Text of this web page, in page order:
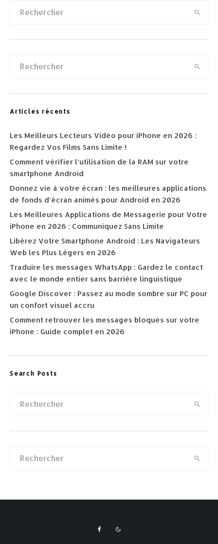
Articles récents
Les Meilleurs Lecteurs Vidéo pour iPhone en 2026 :
Regardez Vos Films Sans Limite !
Comment vérifier l’utilisation de la RAM sur votre
smartphone Android
Donnez vie à votre écran : les meilleures applications
de fonds d’écran animés pour Android en 2026
Les Meilleures Applications de Messagerie pour Votre
iPhone en 2026 : Communiquez Sans Limite
Libérez Votre Smartphone Android : Les Navigateurs
Web les Plus Légers en 2026
Traduire les messages WhatsApp : Gardez le contact
avec le monde entier sans barrière linguistique
Google Discover : Passez au mode sombre sur PC pour
un confort visuel accru
Comment retrouver les messages bloqués sur votre
iPhone : Guide complet en 2026
Search Posts